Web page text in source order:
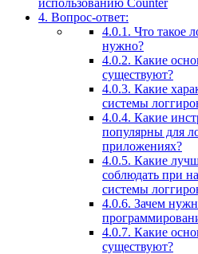
4. Вопрос-ответ:
4.0.1. Что такое
нужно?
4.0.2. Какие
существуют?
4.0.3. Какие
системы
4.0.4. Какие
популярны для
приложениях?
4.0.5. Какие
соблюдать при
системы
4.0.6. Зачем
4.0.7. Какие
существуют?